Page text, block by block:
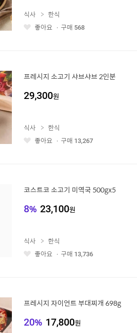
좋
식사
한식
좋아요
구매 568
프레시지 소고기 샤브샤브 2인분
29,300원
좋
식사
한식
좋아요
구매 13,267
코스트코 소고기 미역국 500gx5
8% 23,100원
좋
식사
한식
좋아요
구매 13,736
프레시지 자이언트 부대찌개 698g
20% 17,800원